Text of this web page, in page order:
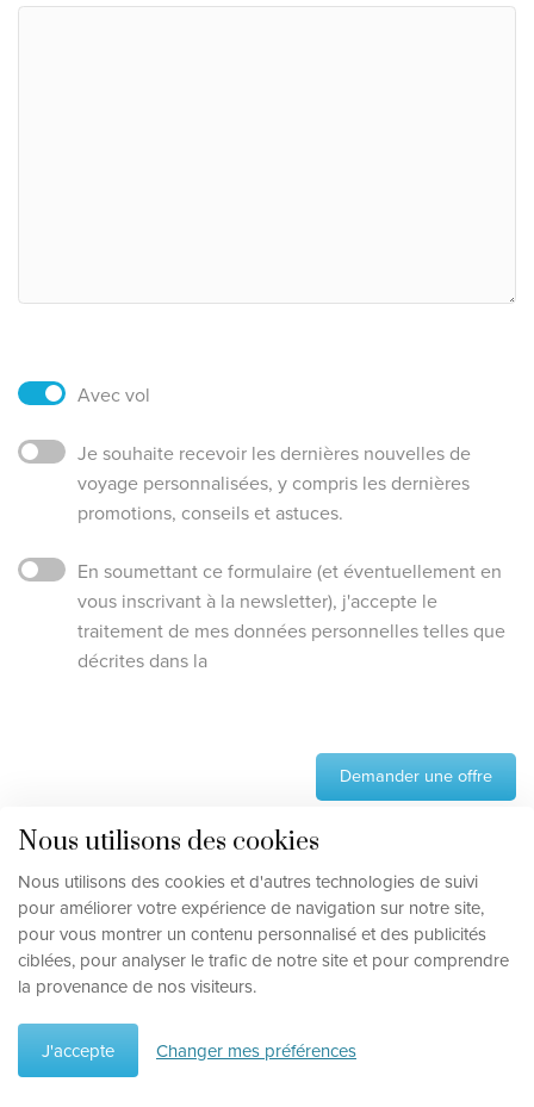
Nous utilisons des cookies
Nous utilisons des cookies et d'autres technologies de suivi
pour améliorer votre expérience de navigation sur notre site,
pour vous montrer un contenu personnalisé et des publicités
ciblées, pour analyser le trafic de notre site et pour comprendre
la provenance de nos visiteurs.
J'accepte Changer mes préférences
Itinéraire de voyage
Avec vol
Je souhaite recevoir les dernières nouvelles de
voyage personnalisées, y compris les dernières
promotions, conseils et astuces.
En soumettant ce formulaire (et éventuellement en
vous inscrivant à la newsletter), j'accepte le
traitement de mes données personnelles telles que
décrites dans la
Demander une offre
Des vacances sans souci